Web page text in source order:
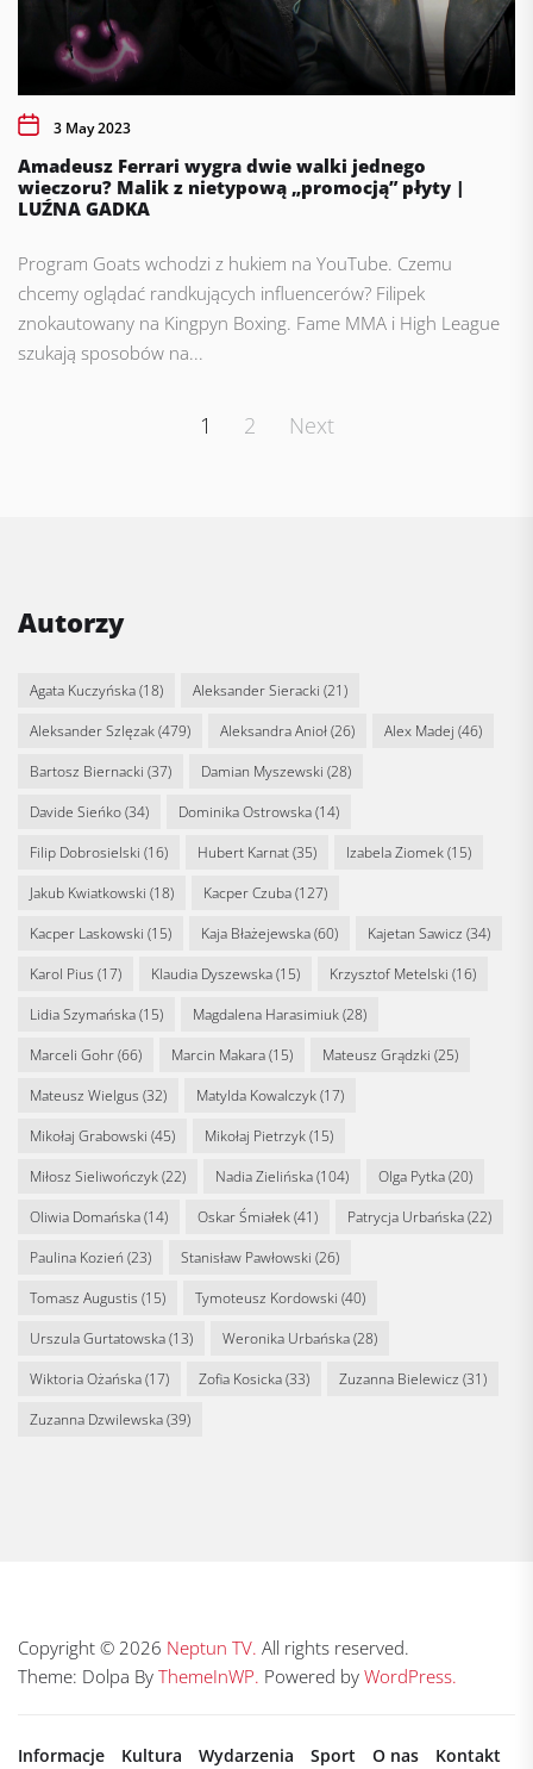
3 May 2023
Amadeusz Ferrari wygra dwie walki jednego
wieczoru? Malik z nietypową „promocją” płyty |
LUŹNA GADKA
Program Goats wchodzi z hukiem na YouTube. Czemu
chcemy oglądać randkujących influencerów? Filipek
znokautowany na Kingpyn Boxing. Fame MMA i High League
szukają sposobów na...
1 2 Next
Autorzy
Agata Kuczyńska(18) Aleksander Sieracki (21)
Aleksander Szlęzak(479) Aleksandra Anioł(26) Alex Madej (46)
Bartosz Biernacki (37) Damian Myszewski (28)
Davide Sieńko(34) Dominika Ostrowska(14)
Filip Dobrosielski (16) Hubert Karnat(35) Izabela Ziomek(15)
Jakub Kwiatkowski (18) Kacper Czuba(127)
Kacper Laskowski (15) Kaja Błażejewska(60) Kajetan Sawicz (34)
Karol Pius (17) Klaudia Dyszewska(15) Krzysztof Metelski (16)
Lidia Szymańska(15) Magdalena Harasimiuk(28)
Marceli Gohr(66) Marcin Makara(15) Mateusz Grądzki (25)
Mateusz Wielgus (32) Matylda Kowalczyk(17)
Mikołaj Grabowski (45) Mikołaj Pietrzyk(15)
Miłosz Sieliwończyk(22) Nadia Zielińska(104) Olga Pytka(20)
Oliwia Domańska(14) Oskar Śmiałek(41) Patrycja Urbańska(22)
Paulina Kozień (23) Stanisław Pawłowski (26)
Tomasz Augustis (15) Tymoteusz Kordowski (40)
Urszula Gurtatowska(13) Weronika Urbańska(28)
Wiktoria Ożańska(17) Zofia Kosicka(33) Zuzanna Bielewicz (31)
Zuzanna Dzwilewska(39)
Copyright © 2026 Neptun TV. All rights reserved.
Theme: Dolpa By ThemeInWP. Powered by WordPress.
Informacje Kultura Wydarzenia Sport O nas Kontakt